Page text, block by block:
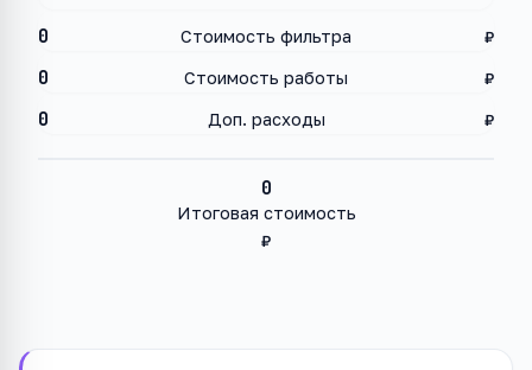
0 Стоимость фильтра ₽
0 Стоимость работы ₽
0 Доп. расходы ₽
0
Итоговая стоимость
₽